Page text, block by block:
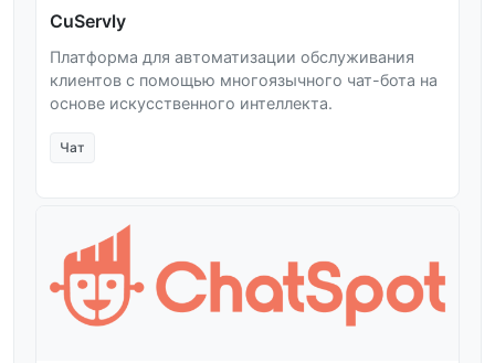
CuServly
Платформа для автоматизации обслуживания
клиентов с помощью многоязычного чат-бота на
основе искусственного интеллекта.
Чат